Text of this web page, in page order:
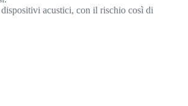
acustici, con il rischio così di